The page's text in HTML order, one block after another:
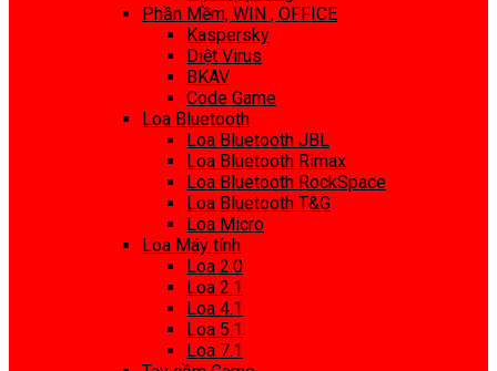
Phần Mềm, WIN , OFFICE
Kaspersky
Diệt Virus
BKAV
Code Game
Loa Bluetooth
Loa Bluetooth JBL
Loa Bluetooth Rimax
Loa Bluetooth RockSpace
Loa Bluetooth T&G
Loa Micro
Loa Máy tính
Loa 2.0
Loa 2.1
Loa 4.1
Loa 5.1
Loa 7.1